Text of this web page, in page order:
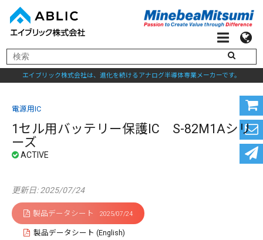
エイブリック株式会社は、進化を続けるアナログ半導体専業メーカーです。
電源用IC
1セル用バッテリー保護IC S-82M1Aシリ
ーズ
更新日: 2025/07/24
製品データシート 2025/07/24
製品データシート (English)